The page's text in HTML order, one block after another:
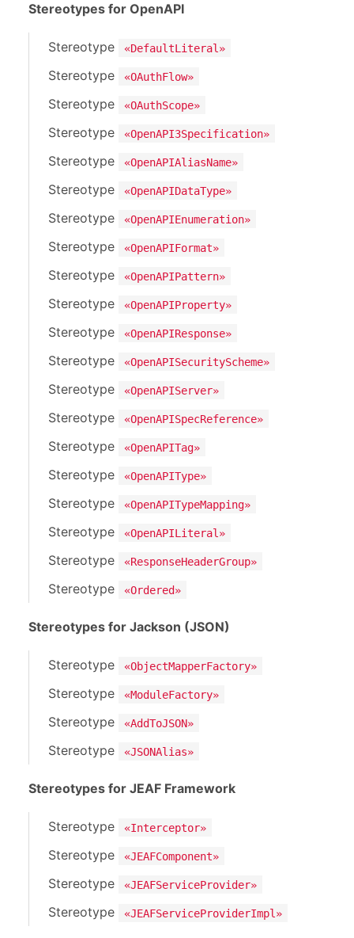
Stereotypes for OpenAPI
Stereotype «DefaultLiteral»
Stereotype «OAuthFlow»
Stereotype «OAuthScope»
Stereotype «OpenAPI3Specification»
Stereotype «OpenAPIAliasName»
Stereotype «OpenAPIDataType»
Stereotype «OpenAPIEnumeration»
Stereotype «OpenAPIFormat»
Stereotype «OpenAPIPattern»
Stereotype «OpenAPIProperty»
Stereotype «OpenAPIResponse»
Stereotype «OpenAPISecurityScheme»
Stereotype «OpenAPIServer»
Stereotype «OpenAPISpecReference»
Stereotype «OpenAPITag»
Stereotype «OpenAPIType»
Stereotype «OpenAPITypeMapping»
Stereotype «OpenAPILiteral»
Stereotype «ResponseHeaderGroup»
Stereotype «Ordered»
Stereotypes for Jackson (JSON)
Stereotype «ObjectMapperFactory»
Stereotype «ModuleFactory»
Stereotype «AddToJSON»
Stereotype «JSONAlias»
Stereotypes for JEAF Framework
Stereotype «Interceptor»
Stereotype «JEAFComponent»
Stereotype «JEAFServiceProvider»
Stereotype «JEAFServiceProviderImpl»